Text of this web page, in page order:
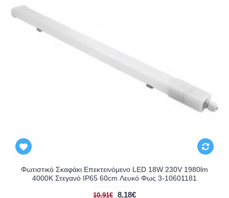
Φωτιστικό Σκαφάκι Επεκτεινόμενο LED 18W 230V 1980lm
4000K Στεγανό IP65 60cm Λευκό Φως 3-10601181
10,91€ 8,18€